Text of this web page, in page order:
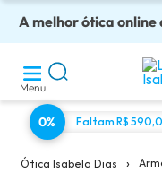
A melhor ótica
Óculos completos
Adquira em até 10x
Enviamos para todo
Óculos de grau com
Menu
0% Faltam R$
Ótica Isabela Dias ›